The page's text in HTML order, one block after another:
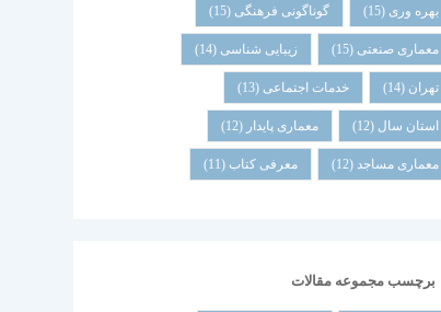
بهره وری (15) گوناگونی فرهنگی (15)
معماری صنعتی (15) زیبایی شناسی (14)
تهران (14) خدمات اجتماعی (13)
استان سال (12) معماری پایدار (12)
معماری مساجد(12) معرفی کتاب (11)
برچسب مجموعه مقالات